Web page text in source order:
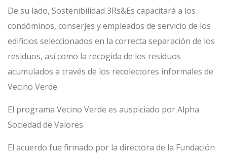
De su lado, Sostenibilidad 3Rs&Es capacitará a los
condóminos, conserjes y empleados de servicio de los
edificios seleccionados en la correcta separación de los
residuos, así como la recogida de los residuos
acumulados a través de los recolectores informales de
Vecino Verde.
El programa Vecino Verde es auspiciado por Alpha
Sociedad de Valores.
El acuerdo fue firmado por la directora de la Fundación